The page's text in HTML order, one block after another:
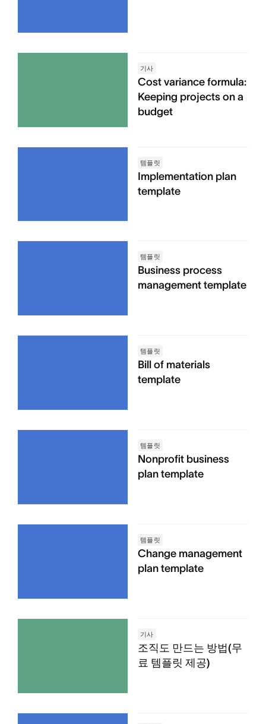
기사
Cost variance formula:
Keeping projects on a
budget
템플릿
Implementation plan
template
템플릿
Business process
management template
템플릿
Bill of materials
template
템플릿
Nonprofit business
plan template
템플릿
Change management
plan template
기사
조직도 만드는 방법(무
료 템플릿 제공)